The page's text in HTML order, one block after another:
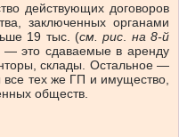
действующих договоров
заключенных органами
19 тыс. (см. рис. на 8-й
это сдаваемые в аренду
склады. Остальное —
тех же ГП и имущество,
обществ.